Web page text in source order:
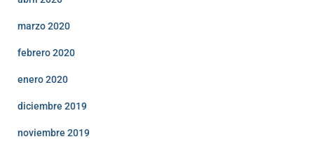
marzo 2020
febrero 2020
enero 2020
diciembre 2019
noviembre 2019